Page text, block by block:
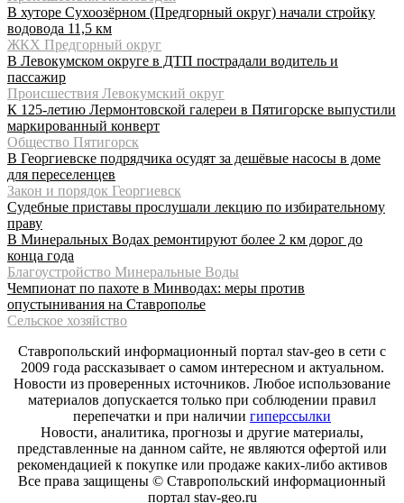
В хуторе Сухоозёрном (Предгорный округ) начали стройку
водовода 11,5 км
ЖКХ Предгорный округ
В Левокумском округе в ДТП пострадали водитель и
пассажир
Происшествия Левокумский округ
К 125-летию Лермонтовской галереи в Пятигорске выпустили
маркированный конверт
Общество Пятигорск
В Георгиевске подрядчика осудят за дешёвые насосы в доме
для переселенцев
Закон и порядок Георгиевск
Судебные приставы прослушали лекцию по избирательному
праву
В Минеральных Водах ремонтируют более 2 км дорог до
конца года
Благоустройство Минеральные Воды
Чемпионат по пахоте в Минводах: меры против
опустынивания на Ставрополье
Сельское хозяйство
Ставропольский информационный портал stav-geo в сети с
2009 года рассказывает о самом интересном и актуальном.
Новости из проверенных источников. Любое использование
материалов допускается только при соблюдении правил
перепечатки и при наличии гиперссылки
Новости, аналитика, прогнозы и другие материалы,
представленные на данном сайте, не являются офертой или
рекомендацией к покупке или продаже каких-либо активов
Все права защищены © Ставропольский информационный
портал stav-geo.ru